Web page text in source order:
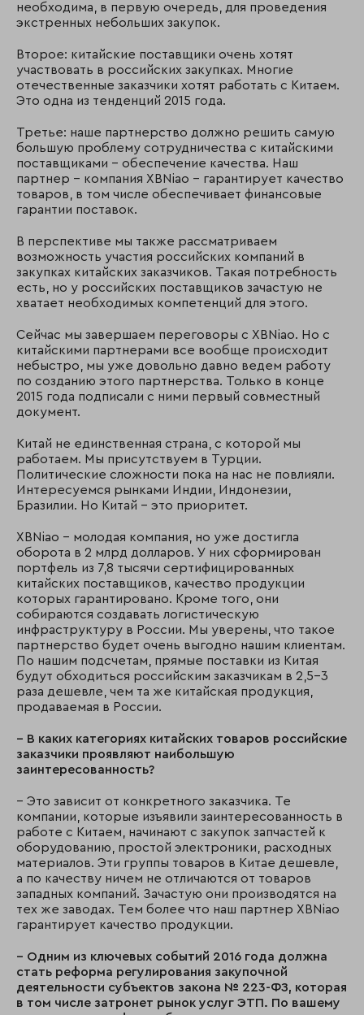
необходима, в первую очередь, для проведения
экстренных небольших закупок.
Второе: китайские поставщики очень хотят
участвовать в российских закупках. Многие
отечественные заказчики хотят работать с Китаем.
Это одна из тенденций 2015 года.
Третье: наше партнерство должно решить самую
большую проблему сотрудничества с китайскими
поставщиками – обеспечение качества. Наш
партнер – компания XBNiao – гарантирует качество
товаров, в том числе обеспечивает финансовые
гарантии поставок.
В перспективе мы также рассматриваем
возможность участия российских компаний в
закупках китайских заказчиков. Такая потребность
есть, но у российских поставщиков зачастую не
хватает необходимых компетенций для этого.
Сейчас мы завершаем переговоры с XBNiao. Но с
китайскими партнерами все вообще происходит
небыстро, мы уже довольно давно ведем работу
по созданию этого партнерства. Только в конце
2015 года подписали с ними первый совместный
документ.
Китай не единственная страна, с которой мы
работаем. Мы присутствуем в Турции.
Политические сложности пока на нас не повлияли.
Интересуемся рынками Индии, Индонезии,
Бразилии. Но Китай – это приоритет.
XBNiao – молодая компания, но уже достигла
оборота в 2 млрд долларов. У них сформирован
портфель из 7,8 тысячи сертифицированных
китайских поставщиков, качество продукции
которых гарантировано. Кроме того, они
собираются создавать логистическую
инфраструктуру в России. Мы уверены, что такое
партнерство будет очень выгодно нашим клиентам.
По нашим подсчетам, прямые поставки из Китая
будут обходиться российским заказчикам в 2,5–3
раза дешевле, чем та же китайская продукция,
продаваемая в России.
– В каких категориях китайских товаров российские
заказчики проявляют наибольшую
заинтересованность?
– Это зависит от конкретного заказчика. Те
компании, которые изъявили заинтересованность в
работе с Китаем, начинают с закупок запчастей к
оборудованию, простой электроники, расходных
материалов. Эти группы товаров в Китае дешевле,
а по качеству ничем не отличаются от товаров
западных компаний. Зачастую они производятся на
тех же заводах. Тем более что наш партнер XBNiao
гарантирует качество продукции.
– Одним из ключевых событий 2016 года должна
стать реформа регулирования закупочной
деятельности субъектов закона № 223-ФЗ, которая
в том числе затронет рынок услуг ЭТП. По вашему